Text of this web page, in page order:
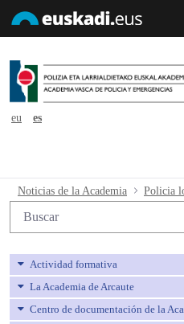
eu
es
Policia local
Noticias de la Academia
Búsqueda web
Actividad formativa
La Academia de Arcaute
Centro de documentación de la